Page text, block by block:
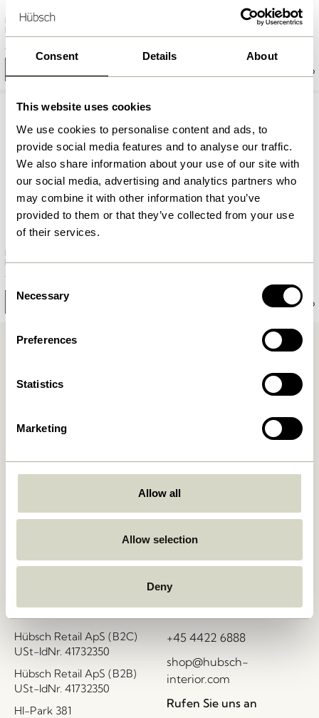
Consent Details About
This website uses cookies
We use cookies to personalise content and ads, to
provide social media features and to analyse our traffic.
We also share information about your use of our site with
our social media, advertising and analytics partners who
may combine it with other information that you’ve
provided to them or that they’ve collected from your use
of their services.
Consent
Selection
Necessary
Preferences
Statistics
Marketing
Allow all
Allow selection
Deny
Hübsch x Peléton – Morning by
Mie & Him
899,00
Hübsch x Peléton – Abstract
Collage 06 by Karolina Székely
Hübsch x Peléton – Moon by
Mie & Him
1.299,00
In den warenkorb
Collage 02 by Karolina Székely
Kostenlose Lieferung über
Lieferung 1-4 Werktage
Hübsch Retail ApS (B2C)
USt-IdNr. 41732350
Hübsch Retail ApS (B2B)
USt-IdNr. 41732350
HI-Park 381
+45 4422 6888
shop@hubsch-
interior.com
Rufen Sie uns an